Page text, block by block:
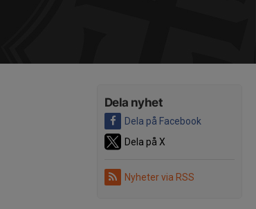
Dela nyhet
Dela på Facebook
Dela på X
Nyheter via RSS